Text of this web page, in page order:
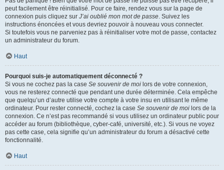
peut facilement être réinitialisé. Pour ce faire, rendez vous sur la page de
connexion puis cliquez sur J’ai oublié mon mot de passe. Suivez les
instructions énoncées et vous devriez pouvoir à nouveau vous connecter.
Si toutefois vous ne parveniez pas à réinitialiser votre mot de passe, contactez
un administrateur du forum.
Haut
Pourquoi suis-je automatiquement déconnecté ?
Si vous ne cochez pas la case Se souvenir de moi lors de votre connexion,
vous ne resterez connecté que pendant une durée déterminée. Cela empêche
que quelqu’un d’autre utilise votre compte à votre insu en utilisant le même
ordinateur. Pour rester connecté, cochez la case Se souvenir de moi lors de la
connexion. Ce n’est pas recommandé si vous utilisez un ordinateur public pour
accéder au forum (bibliothèque, cyber-café, université, etc.). Si vous ne voyez
pas cette case, cela signifie qu’un administrateur du forum a désactivé cette
fonctionnalité.
Haut